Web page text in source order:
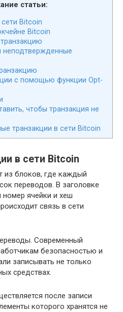
статьи:
Bitcoin
Bitcoin
с помощью функции Opt-
чтобы транзакция не
транзакции в сети Bitcoin
в сети Bitcoin
из блоков, где каждый
переводов. В заголовке
ячейки и хеш
связь в сети
Современный
безопасностью и
записывать не только
средствах.
после записи
которого хранятся не